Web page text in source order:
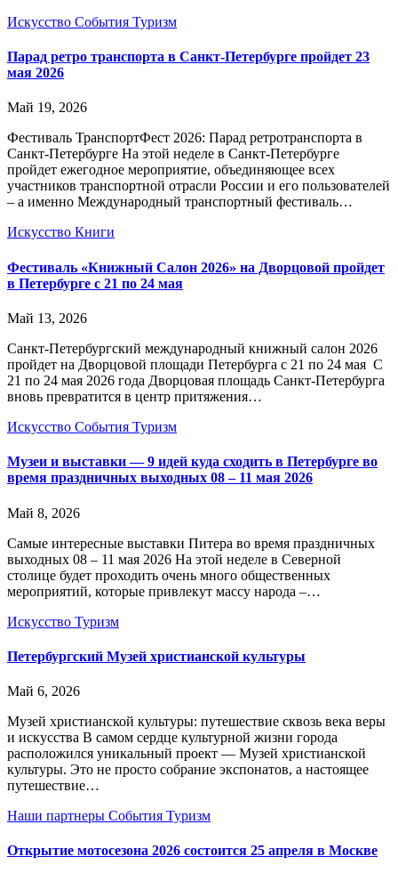
Искусство События Туризм
Парад ретро транспорта в Санкт-Петербурге пройдет 23
мая 2026
Май 19, 2026
Фестиваль ТранспортФест 2026: Парад ретротранспорта в
Санкт-Петербурге На этой неделе в Санкт-Петербурге
пройдет ежегодное мероприятие, объединяющее всех
участников транспортной отрасли России и его пользователей
– а именно Международный транспортный фестиваль…
Искусство Книги
Фестиваль «Книжный Салон 2026» на Дворцовой пройдет
в Петербурге с 21 по 24 мая
Май 13, 2026
Санкт-Петербургский международный книжный салон 2026
пройдет на Дворцовой площади Петербурга с 21 по 24 мая С
21 по 24 мая 2026 года Дворцовая площадь Санкт-Петербурга
вновь превратится в центр притяжения…
Искусство События Туризм
Музеи и выставки — 9 идей куда сходить в Петербурге во
время праздничных выходных 08 – 11 мая 2026
Май 8, 2026
Самые интересные выставки Питера во время праздничных
выходных 08 – 11 мая 2026 На этой неделе в Северной
столице будет проходить очень много общественных
мероприятий, которые привлекут массу народа –…
Искусство Туризм
Петербургский Музей христианской культуры
Май 6, 2026
Музей христианской культуры: путешествие сквозь века веры
и искусства В самом сердце культурной жизни города
расположился уникальный проект — Музей христианской
культуры. Это не просто собрание экспонатов, а настоящее
путешествие…
Наши партнеры События Туризм
Открытие мотосезона 2026 состоится 25 апреля в Москве